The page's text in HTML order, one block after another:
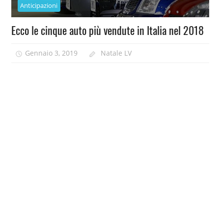
Anticipazioni
Ecco le cinque auto più vendute in Italia nel 2018
Gennaio 3, 2019 Natale LV